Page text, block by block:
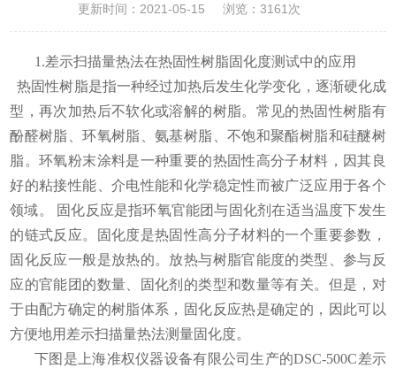
更新时间：2021-05-15 浏览：3161次
1.差示扫描量热法在热固性树脂固化度测试中的应用
热固性树脂是指一种经过加热后发生化学变化，逐渐硬化成
型，再次加热后不软化或溶解的树脂。常见的热固性树脂有
酚醛树脂、环氧树脂、氨基树脂、不饱和聚酯树脂和硅醚树
脂。环氧粉末涂料是一种重要的热固性高分子材料，因其良
好的粘接性能、介电性能和化学稳定性而被广泛应用于各个
领域。
固化反应是指环氧官能团与固化剂在适当温度下发生
的链式反应。固化度是热固性高分子材料的一个重要参数，
固化反应一般是放热的。放热与树脂官能度的类型、参与反
应的官能团的数量、固化剂的类型和数量等有关。但是，对
于由配方确定的树脂体系，固化反应热是确定的，因此可以
方便地用差示扫描量热法测量固化度。
下图是上海准权仪器设备有限公司生产的DSC-500C差示